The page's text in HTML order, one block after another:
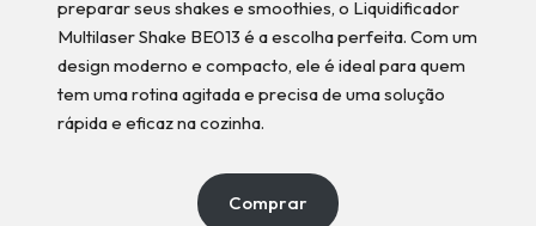
preparar seus shakes e smoothies, o Liquidificador
Multilaser Shake BE013 é a escolha perfeita. Com um
design moderno e compacto, ele é ideal para quem
tem uma rotina agitada e precisa de uma solução
rápida e eficaz na cozinha.
Comprar